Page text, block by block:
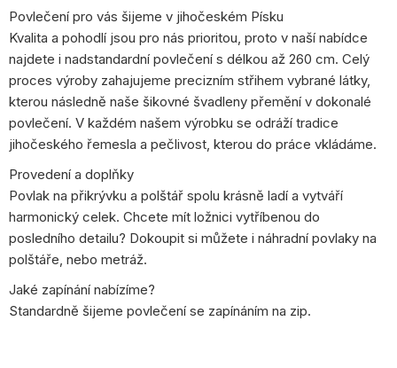
Povlečení pro vás šijeme v jihočeském Písku
Kvalita a pohodlí jsou pro nás prioritou, proto v naší nabídce
najdete i nadstandardní povlečení s délkou až 260 cm. Celý
proces výroby zahajujeme precizním střihem vybrané látky,
kterou následně naše šikovné švadleny přemění v dokonalé
povlečení. V každém našem výrobku se odráží tradice
jihočeského řemesla a pečlivost, kterou do práce vkládáme.
Provedení a doplňky
Povlak na přikrývku a polštář spolu krásně ladí a vytváří
harmonický celek. Chcete mít ložnici vytříbenou do
posledního detailu? Dokoupit si můžete i náhradní povlaky na
polštáře, nebo metráž.
Jaké zapínání nabízíme?
Standardně šijeme povlečení se zapínáním na zip.